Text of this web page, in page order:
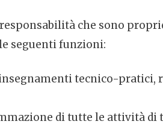
che sono
seguenti funzioni:
tecnico-
di tutte le attività di